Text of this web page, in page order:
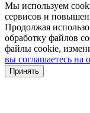
Мы используем
сервисов и
Продолжая
обработку файлов
файлы cookie,
вы соглашаетесь на
Принять